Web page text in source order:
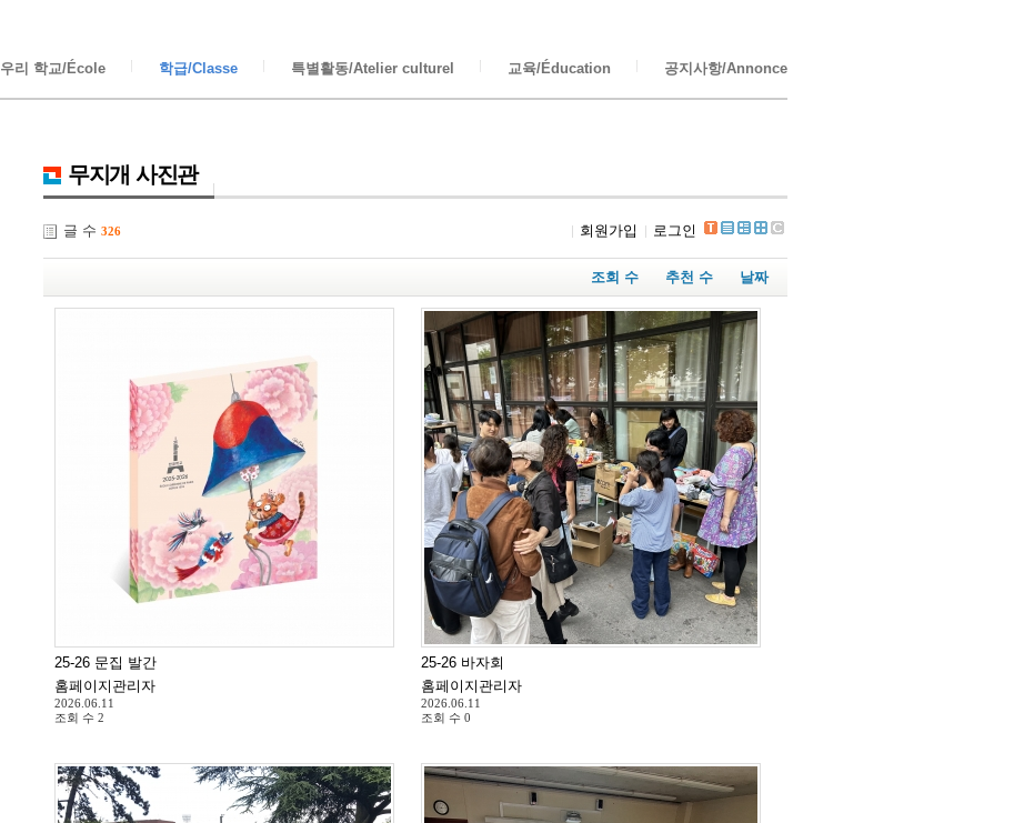
우리 학교/École 학급/Classe 특별활동/Atelier culturel 교육/Éducation 공지사항/Annonce
무지개 사진관
글 수 326 회원가입 로그인
조회 수 추천 수 날짜
25-26 문집 발간
홈페이지관리자
2026.06.11
조회 수 2
25-26 바자회
홈페이지관리자
2026.06.11
조회 수 0